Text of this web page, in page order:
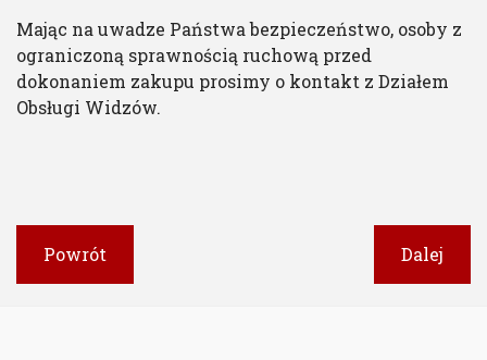
Mając na uwadze Państwa bezpieczeństwo, osoby z
ograniczoną sprawnością ruchową przed
dokonaniem zakupu prosimy o kontakt z Działem
Obsługi Widzów.
Powrót Dalej